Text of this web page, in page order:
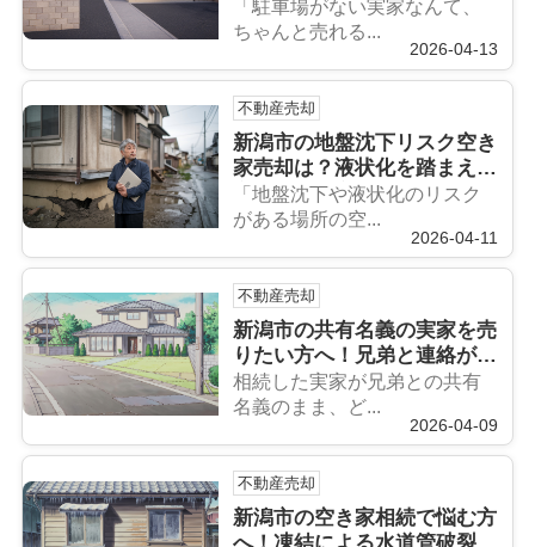
考え方
「駐車場がない実家なんて、
ちゃんと売れる...
2026-04-13
不動産売却
新潟市の地盤沈下リスク空き
家売却は？液状化を踏まえた
安全な進め方を解説
「地盤沈下や液状化のリスク
がある場所の空...
2026-04-11
不動産売却
新潟市の共有名義の実家を売
りたい方へ！兄弟と連絡が取
れない場合の売却手順を解説
相続した実家が兄弟との共有
名義のまま、ど...
2026-04-09
不動産売却
新潟市の空き家相続で悩む方